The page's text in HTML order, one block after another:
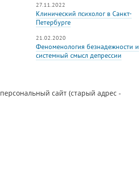
Клинический психолог в Санкт-
Петербурге
27.11.2022
Феноменология безнадежности и
системный смысл депрессии
21.02.2020
сайт (старый адрес -